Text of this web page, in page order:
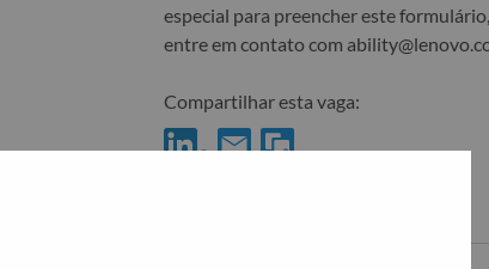
especial para preencher este formulário,
entre em contato com
Compartilhar esta vaga: